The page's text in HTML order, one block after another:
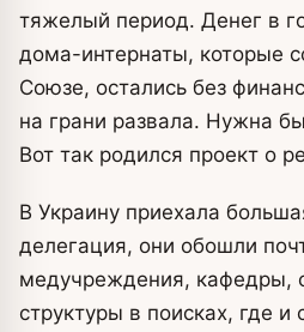
тяжелый период. Денег в
дома-интернаты, которые
Союзе, остались без
на грани развала. Нужна
Вот так родился проект о
В Украину приехала
делегация, они обошли
медучреждения, кафедры,
структуры в поисках, где и